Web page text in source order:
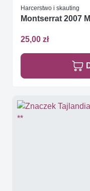
Harcerstwo i skauting
Montserrat 2007
25,00 zł